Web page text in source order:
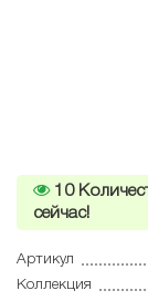
10
сейчас!
Артикул
Коллекция